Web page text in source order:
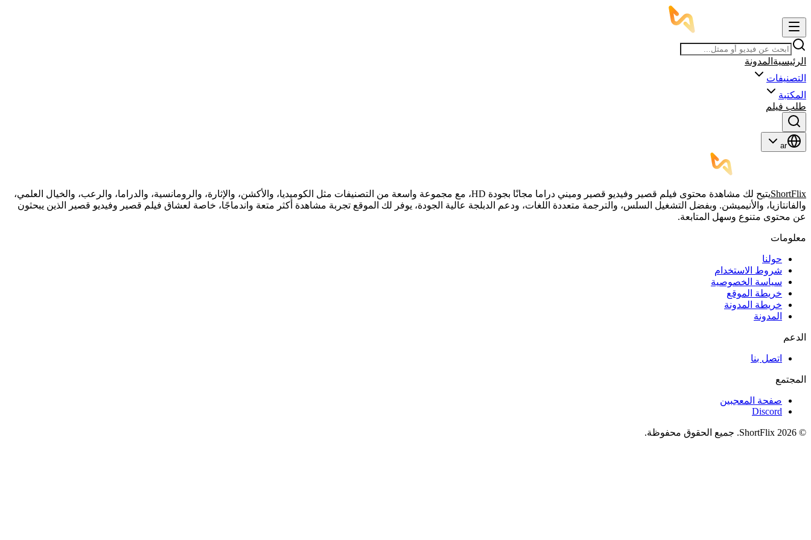
الرئيسية المدونة
التصنيفات
المكتبة
طلب فيلم
ar
ShortFlix
يتيح لك مشاهدة محتوى فيلم قصير وفيديو قصير وميني دراما مجانًا بجودة HD، مع مجموعة واسعة من التصنيفات مثل الكوميديا، والأكشن، والإثارة، والرومانسية، والدراما، والرعب، والخيال العلمي،
والفانتازيا، والأنيميشن. وبفضل التشغيل السلس، والترجمة متعددة اللغات، ودعم الدبلجة عالية الجودة، يوفر لك الموقع تجربة مشاهدة أكثر متعة واندماجًا، خاصة لعشاق فيلم قصير وفيديو قصير الذين يبحثون
عن محتوى متنوع وسهل المتابعة.
معلومات
حولنا
شروط الاستخدام
سياسة الخصوصية
خريطة الموقع
خريطة المدونة
المدونة
الدعم
اتصل بنا
المجتمع
صفحة المعجبين
Discord
© 2026 ShortFlix. جميع الحقوق محفوظة.